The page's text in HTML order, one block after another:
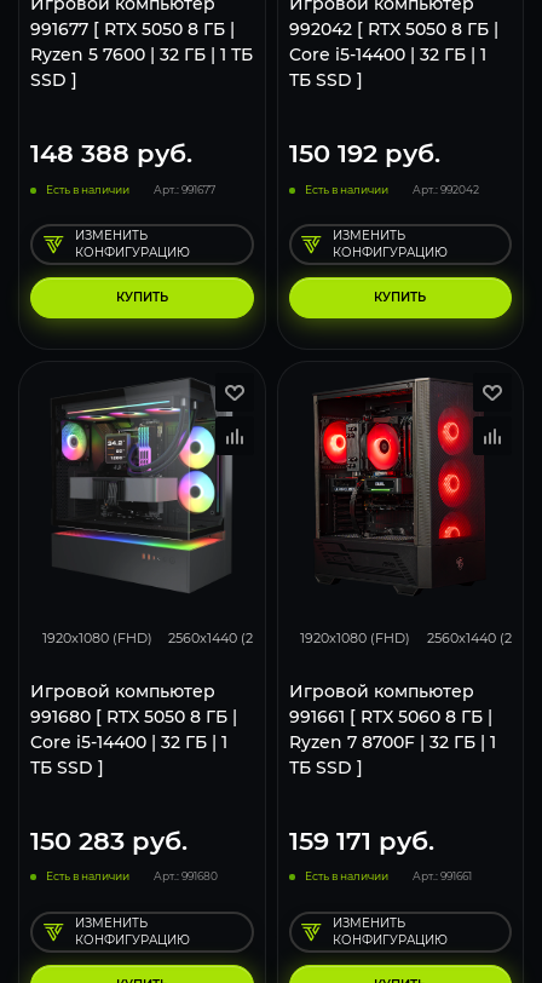
991677 [ RTX 5050 8 ГБ |
Ryzen 5 7600 | 32 ГБ | 1 ТБ
SSD ]
148 388 руб.
Есть в наличии Арт.: 991677
КУПИТЬ
ИЗМЕНИТЬ
КОНФИГУРАЦИЮ
992042 [ RTX 5050 8 ГБ |
Core i5-14400 | 32 ГБ | 1
ТБ SSD ]
150 192руб.
Есть в наличии Арт.: 992042
КУПИТЬ
ИЗМЕНИТЬ
КОНФИГУРАЦИЮ
1920x1080 (FHD) 2560x1440 (2K) 3840x2160 (4K)
Игровой компьютер
991680 [ RTX 5050 8 ГБ |
Core i5-14400 | 32 ГБ | 1
ТБ SSD ]
150 283 руб.
Есть в наличии Арт.: 991680
ИЗМЕНИТЬ
КОНФИГУРАЦИЮ
1920x1080 (FHD) 2560x1440 (2K)
Игровой компьютер
991661 [ RTX 5060 8 ГБ |
Ryzen 7 8700F | 32 ГБ | 1
ТБ SSD ]
159 171 руб.
Есть в наличии Арт.: 991661
ИЗМЕНИТЬ
КОНФИГУРАЦИЮ